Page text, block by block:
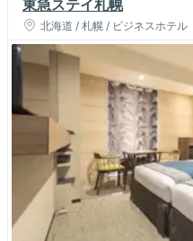
東急ステイ札幌
北海道 / 札幌 / ビジネスホテル